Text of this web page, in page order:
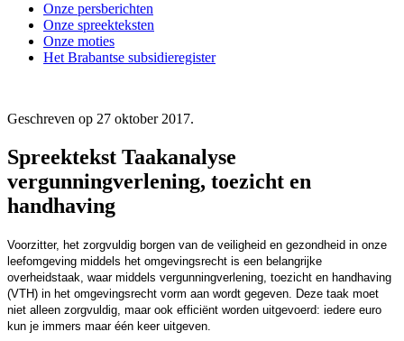
Onze persberichten
Onze spreekteksten
Onze moties
Het Brabantse subsidieregister
Geschreven op 27 oktober 2017.
Spreektekst Taakanalyse
vergunningverlening, toezicht en
handhaving
Voorzitter, het zorgvuldig borgen van de veiligheid en gezondheid in onze
leefomgeving middels het omgevingsrecht is een belangrijke
overheidstaak, waar middels vergunningverlening, toezicht en handhaving
(VTH) in het omgevingsrecht vorm aan wordt gegeven. Deze taak moet
niet alleen zorgvuldig, maar ook efficiënt worden uitgevoerd: iedere euro
kun je immers maar één keer uitgeven.